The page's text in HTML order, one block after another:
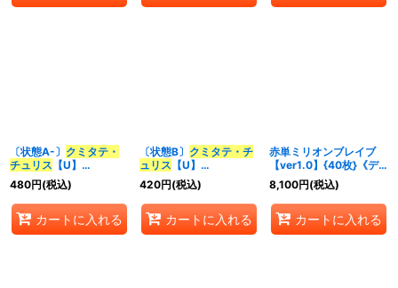
〔状態A-〕 クミタテ・
チュリス 【U】
{22RP216A/20}《火》
480円(税込)
カートに入れる
〔状態B〕 クミタテ・チ
ュリス 【U】
{22RP216A/20}《火》
420円(税込)
カートに入れる
赤単ミリオンブレイブ
【ver1.0】{40枚}《デ
ッキ販売》
8,100円(税込)
カートに入れる